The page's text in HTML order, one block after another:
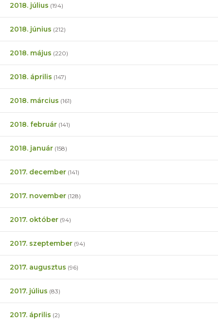
2018. július (194)
2018. június (212)
2018. május (220)
2018. április (147)
2018. március (161)
2018. február (141)
2018. január (158)
2017. december (141)
2017. november (128)
2017. október (94)
2017. szeptember (94)
2017. augusztus (96)
2017. július (83)
2017. április (2)